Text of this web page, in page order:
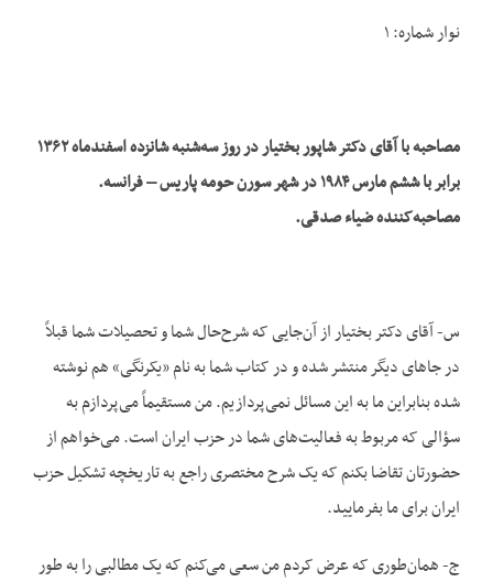
نوار شماره: ۱
مصاحبه با آقای دکتر شاپور بختیار در روز سه‌شنبه شانزده اسفندماه۱۳۶۲
برابر با ششم مارس۱۹۸۴در شهر سورن حومه پاریس – فرانسه.
مصاحبه‌کننده ضیاء صدقی.
س- آقای دکتر بختیار از آن‌جایی که شرح‌حال شما و تحصیلات شما قبلاً
در جاهای دیگر منتشر شده و در کتاب شما به نام «یکرنگی» هم نوشته
شده بنابراین ما به این مسائل نمی‌پردازیم. من مستقیماً می‌پردازم به
سؤالی که مربوط به فعالیت‌های شما در حزب ایران است. می‌خواهم از
حضورتان تقاضا بکنم که یک شرح مختصری راجع به تاریخچه تشکیل حزب
ایران برای ما بفرمایید.
ج- همان‌طوری که عرض کردم من سعی می‌کنم که یک مطالبی را به طور